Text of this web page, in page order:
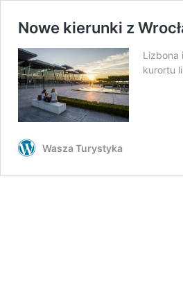
Nowe kierunki z
Lizbona
kurortu
Wasza Turystyka